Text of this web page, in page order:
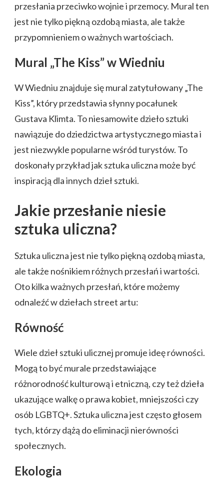
przesłania przeciwko wojnie i przemocy. Mural ten
jest nie tylko piękną ozdobą miasta, ale także
przypomnieniem o ważnych wartościach.
Mural „The Kiss” w Wiedniu
W Wiedniu znajduje się mural zatytułowany „The
Kiss”, który przedstawia słynny pocałunek
Gustava Klimta. To niesamowite dzieło sztuki
nawiązuje do dziedzictwa artystycznego miasta i
jest niezwykle popularne wśród turystów. To
doskonały przykład jak sztuka uliczna może być
inspiracją dla innych dzieł sztuki.
Jakie przesłanie niesie
sztuka uliczna?
Sztuka uliczna jest nie tylko piękną ozdobą miasta,
ale także nośnikiem różnych przesłań i wartości.
Oto kilka ważnych przesłań, które możemy
odnaleźć w dziełach street artu:
Równość
Wiele dzieł sztuki ulicznej promuje ideę równości.
Mogą to być murale przedstawiające
różnorodność kulturową i etniczną, czy też dzieła
ukazujące walkę o prawa kobiet, mniejszości czy
osób LGBTQ+. Sztuka uliczna jest często głosem
tych, którzy dążą do eliminacji nierówności
społecznych.
Ekologia